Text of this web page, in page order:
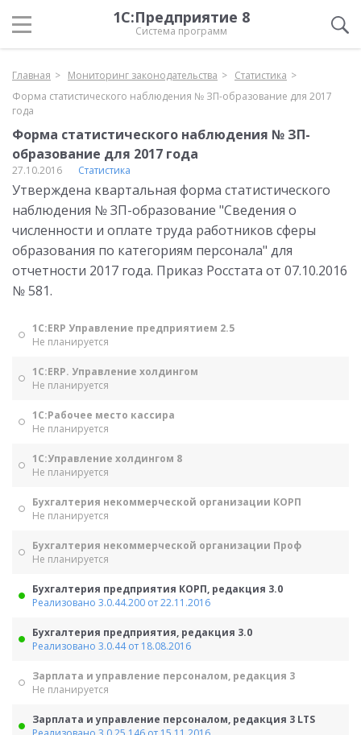
1С:Предприятие 8
Система программ
Главная Мониторинг законодательства
Статистика
Форма статистического наблюдения № ЗП-образование для 2017
года
Форма статистического наблюдения № ЗП-
образование для 2017 года
27.10.2016 Статистика
Утверждена квартальная форма статистического
наблюдения № ЗП-образование "Сведения о
численности и оплате труда работников сферы
образования по категориям персонала" для
отчетности 2017 года. Приказ Росстата от 07.10.2016
№ 581.
1С:ERP Управление предприятием 2.5
Не планируется
1С:ERP. Управление холдингом
Не планируется
1С:Рабочее место кассира
Не планируется
1С:Управление холдингом 8
Не планируется
Бухгалтерия некоммерческой организации КОРП
Не планируется
Бухгалтерия некоммерческой организации Проф
Не планируется
Бухгалтерия предприятия КОРП, редакция 3.0
Реализовано 3.0.44.200 от 22.11.2016
Бухгалтерия предприятия, редакция 3.0
Реализовано 3.0.44 от 18.08.2016
Зарплата и управление персоналом, редакция 3
Не планируется
Зарплата и управление персоналом, редакция 3 LTS